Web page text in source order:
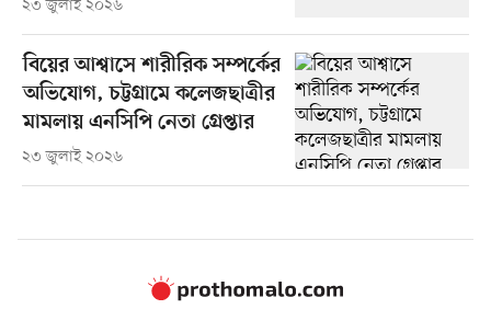
২৩ জুলাই ২০২৬
বিয়ের আশ্বাসে শারীরিক সম্পর্কের
অভিযোগ, চট্টগ্রামে কলেজছাত্রীর
মামলায় এনসিপি নেতা গ্রেপ্তার
২৩ জুলাই ২০২৬